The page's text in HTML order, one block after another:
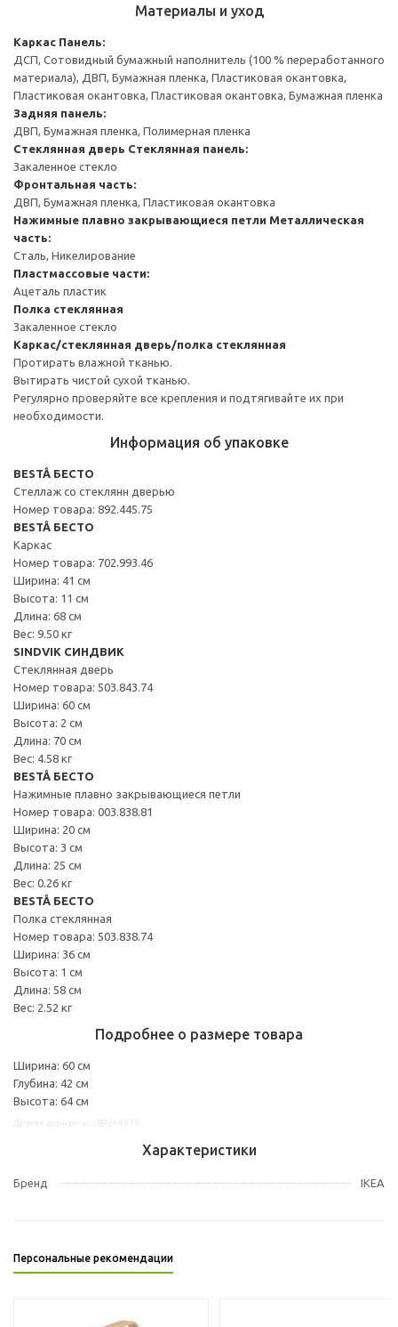
Материалы и уход
Каркас Панель:
ДСП, Сотовидный бумажный наполнитель (100 % переработанного
материала), ДВП, Бумажная пленка, Пластиковая окантовка,
Пластиковая окантовка, Пластиковая окантовка, Бумажная пленка
Задняя панель:
ДВП, Бумажная пленка, Полимерная пленка
Стеклянная дверь Стеклянная панель:
Закаленное стекло
Фронтальная часть:
ДВП, Бумажная пленка, Пластиковая окантовка
Нажимные плавно закрывающиеся петли Металлическая
часть:
Сталь, Никелирование
Пластмассовые части:
Ацеталь пластик
Полка стеклянная
Закаленное стекло
Каркас/стеклянная дверь/полка стеклянная
Протирать влажной тканью.
Вытирать чистой сухой тканью.
Регулярно проверяйте все крепления и подтягивайте их при
необходимости.
Информация об упаковке
BESTÅ БЕСТО
Стеллаж со стеклянн дверью
Номер товара: 892.445.75
BESTÅ БЕСТО
Каркас
Номер товара: 702.993.46
Ширина: 41 см
Высота: 11 см
Длина: 68 см
Вес: 9.50 кг
SINDVIK СИНДВИК
Стеклянная дверь
Номер товара: 503.843.74
Ширина: 60 см
Высота: 2 см
Длина: 70 см
Вес: 4.58 кг
BESTÅ БЕСТО
Нажимные плавно закрывающиеся петли
Номер товара: 003.838.81
Ширина: 20 см
Высота: 3 см
Длина: 25 см
Вес: 0.26 кг
BESTÅ БЕСТО
Полка стеклянная
Номер товара: 503.838.74
Ширина: 36 см
Высота: 1 см
Длина: 58 см
Вес: 2.52 кг
Подробнее о размере товара
Ширина: 60 см
Глубина: 42 см
Высота: 64 см
Характеристики
Бренд IKEA
Персональные рекомендации